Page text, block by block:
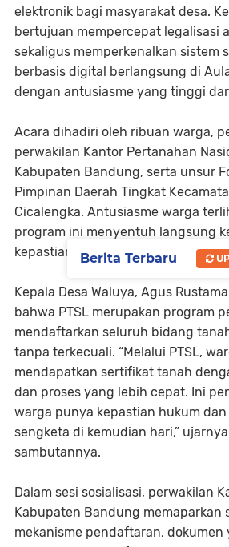
elektronik bagi masyarakat desa.
bertujuan mempercepat legalisasi
sekaligus memperkenalkan sistem
berbasis digital berlangsung di
dengan antusiasme yang tinggi
Acara dihadiri oleh ribuan warga,
perwakilan Kantor Pertanahan
Kabupaten Bandung, serta unsur
Pimpinan Daerah Tingkat
Cicalengka. Antusiasme warga
program ini menyentuh langsung
kepastian hukum atas kepemilikan
Kepala Desa Waluya, Agus
bahwa PTSL merupakan program
mendaftarkan seluruh bidang
tanpa terkecuali. “Melalui PTSL,
mendapatkan sertifikat tanah
dan proses yang lebih cepat. Ini
warga punya kepastian hukum
sengketa di kemudian hari,”
sambutannya.
Dalam sesi sosialisasi, perwakilan
Kabupaten Bandung memaparkan
mekanisme pendaftaran,
Berita Terbaru